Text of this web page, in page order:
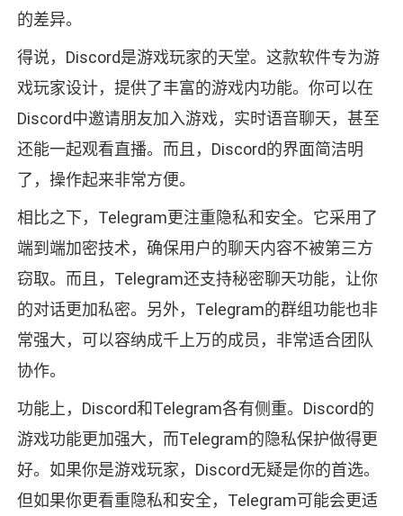
的差异。
得说，Discord是游戏玩家的天堂。这款软件专为游
戏玩家设计，提供了丰富的游戏内功能。你可以在
Discord中邀请朋友加入游戏，实时语音聊天，甚至
还能一起观看直播。而且，Discord的界面简洁明
了，操作起来非常方便。
相比之下，Telegram更注重隐私和安全。它采用了
端到端加密技术，确保用户的聊天内容不被第三方
窃取。而且，Telegram还支持秘密聊天功能，让你
的对话更加私密。另外，Telegram的群组功能也非
常强大，可以容纳成千上万的成员，非常适合团队
协作。
功能上，Discord和Telegram各有侧重。Discord的
游戏功能更加强大，而Telegram的隐私保护做得更
好。如果你是游戏玩家，Discord无疑是你的首选。
但如果你更看重隐私和安全，Telegram可能会更适